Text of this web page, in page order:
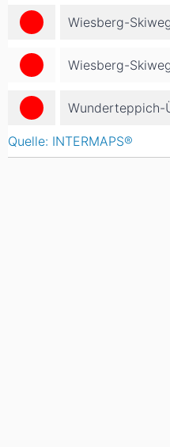
Wiesberg-
Wiesberg-
Wunderteppich-
Quelle: INTERMAPS®